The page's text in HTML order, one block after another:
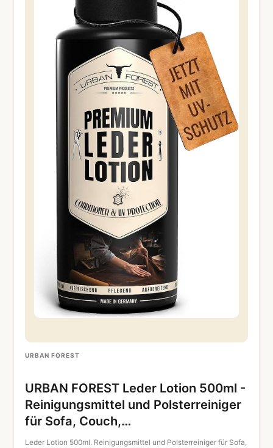
URBAN FOREST
URBAN FOREST Leder Lotion 500ml -
Reinigungsmittel und Polsterreiniger
für Sofa, Couch,…
Leder Lotion 500ml. Reinigungsmittel und Polsterreiniger für Sofa,